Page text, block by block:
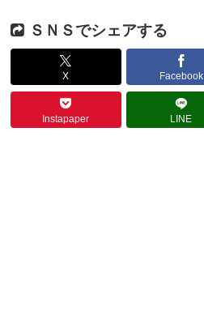
ＳＮＳでシェアする
X Facebook
Instapaper LINE